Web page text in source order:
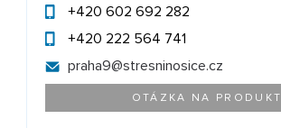
+420 602 692 282
+420 222 564 741
praha9@stresninosice.cz
OTÁZKA NA PRODUKT